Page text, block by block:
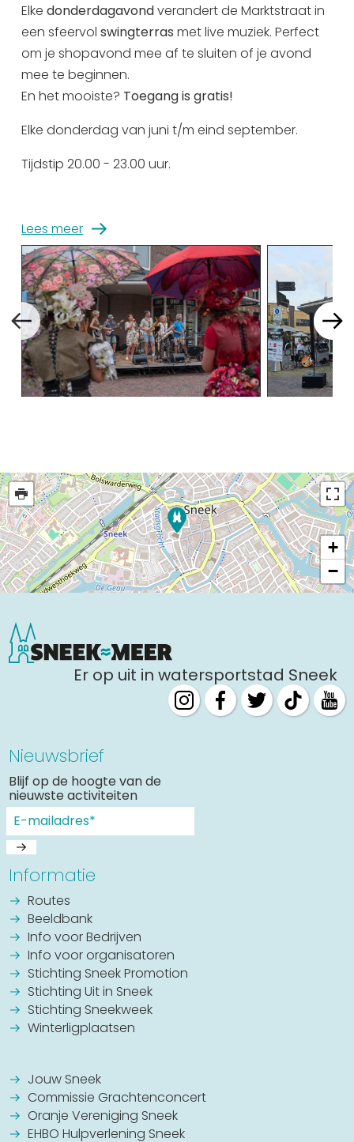
Veel bezochte pagina's:
Top 10 leuke dingen
Vakantie vieren in Sneek
Uitgaan in Sneek
Overnachten in Sneek
Webcams
Bootverhuur
Elkedonderdagavondverandert de Marktstraat in
een sfeervolswingterras met live muziek. Perfect
om je shopavond mee af te sluiten of je avond
mee te beginnen.
En het mooiste? Toegang is gratis!
Elke donderdag van juni t/m eind september.
Tijdstip 20.00 - 23.00 uur.
Lees meer
+
−
Er op uit in watersportstad Sneek
Nieuwsbrief
Blijf op de hoogte van de
nieuwste activiteiten
Informatie
Routes
Beeldbank
Info voor Bedrijven
Info voor organisatoren
Stichting Sneek Promotion
Stichting Uit in Sneek
Stichting Sneekweek
Winterligplaatsen
Jouw Sneek
Commissie Grachtenconcert
Oranje Vereniging Sneek
EHBO Hulpverlening Sneek